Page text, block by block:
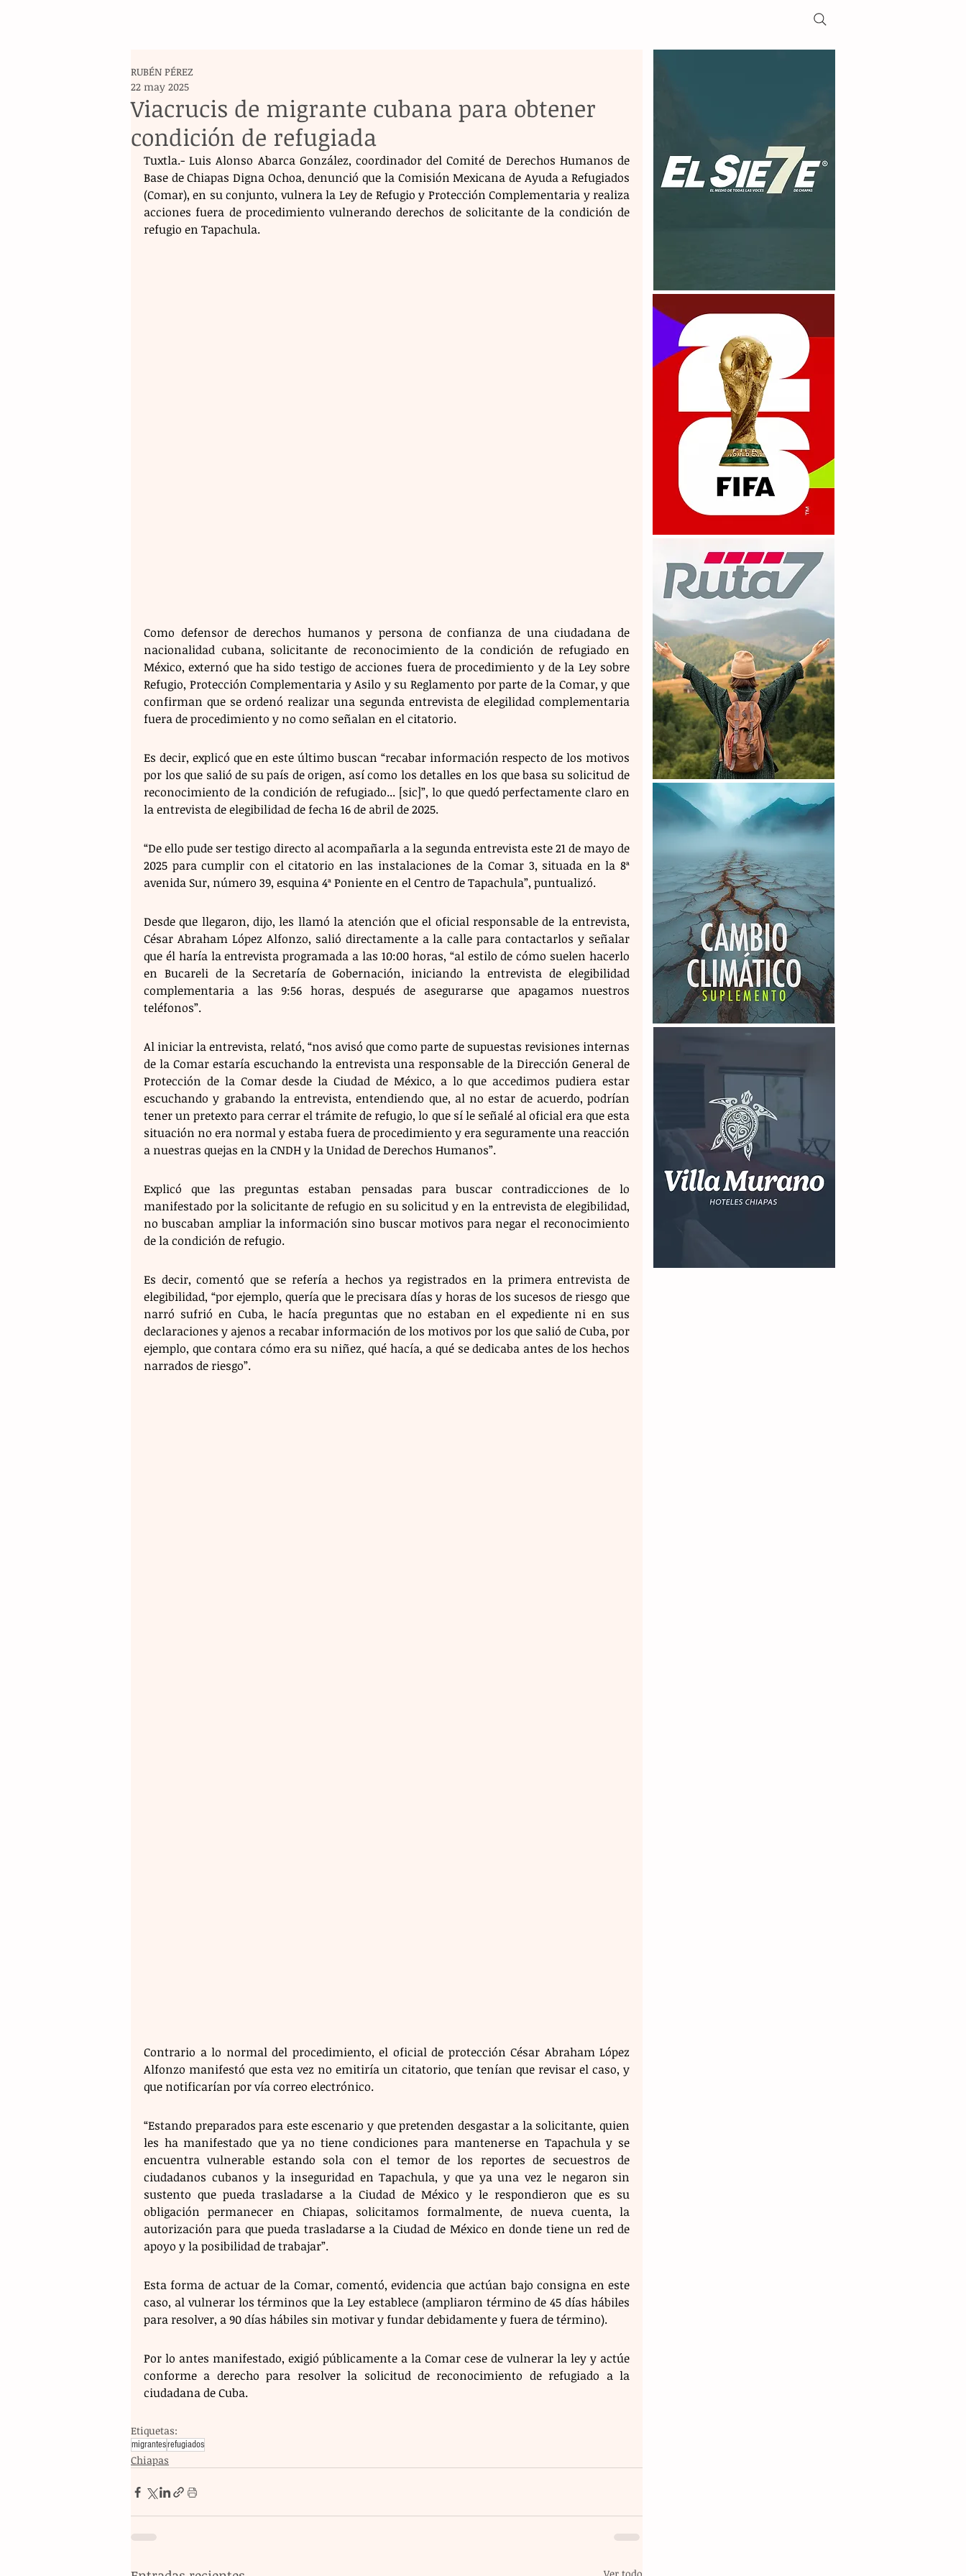
Viacrucis de migrante cubana para obtener
condición de refugiada
RUBÉN PÉREZ
22 may 2025
Tuxtla.- Luis Alonso Abarca González, coordinador del Comité de Derechos Humanos de
Base de Chiapas Digna Ochoa, denunció que la Comisión Mexicana de Ayuda a Refugiados
(Comar), en su conjunto, vulnera la Ley de Refugio y Protección Complementaria y realiza
acciones fuera de procedimiento vulnerando derechos de solicitante de la condición de
refugio en Tapachula.
Como defensor de derechos humanos y persona de confianza de una ciudadana de
nacionalidad cubana, solicitante de reconocimiento de la condición de refugiado en
México, externó que ha sido testigo de acciones fuera de procedimiento y de la Ley sobre
Refugio, Protección Complementaria y Asilo y su Reglamento por parte de la Comar, y que
confirman que se ordenó realizar una segunda entrevista de elegilidad complementaria
fuera de procedimiento y no como señalan en el citatorio.
Es decir, explicó que en este último buscan “recabar información respecto de los motivos
por los que salió de su país de origen, así como los detalles en los que basa su solicitud de
reconocimiento de la condición de refugiado... [sic]”, lo que quedó perfectamente claro en
la entrevista de elegibilidad de fecha 16 de abril de 2025.
“De ello pude ser testigo directo al acompañarla a la segunda entrevista este 21 de mayo de
2025 para cumplir con el citatorio en las instalaciones de la Comar 3, situada en la 8ª
avenida Sur, número 39, esquina 4ª Poniente en el Centro de Tapachula”, puntualizó.
Desde que llegaron, dijo, les llamó la atención que el oficial responsable de la entrevista,
César Abraham López Alfonzo, salió directamente a la calle para contactarlos y señalar
que él haría la entrevista programada a las 10:00 horas, “al estilo de cómo suelen hacerlo
en Bucareli de la Secretaría de Gobernación, iniciando la entrevista de elegibilidad
complementaria a las 9:56 horas, después de asegurarse que apagamos nuestros
teléfonos”.
Al iniciar la entrevista, relató, “nos avisó que como parte de supuestas revisiones internas
de la Comar estaría escuchando la entrevista una responsable de la Dirección General de
Protección de la Comar desde la Ciudad de México, a lo que accedimos pudiera estar
escuchando y grabando la entrevista, entendiendo que, al no estar de acuerdo, podrían
tener un pretexto para cerrar el trámite de refugio, lo que sí le señalé al oficial era que esta
situación no era normal y estaba fuera de procedimiento y era seguramente una reacción
a nuestras quejas en la CNDH y la Unidad de Derechos Humanos”.
Explicó que las preguntas estaban pensadas para buscar contradicciones de lo
manifestado por la solicitante de refugio en su solicitud y en la entrevista de elegibilidad,
no buscaban ampliar la información sino buscar motivos para negar el reconocimiento
de la condición de refugio.
Es decir, comentó que se refería a hechos ya registrados en la primera entrevista de
elegibilidad, “por ejemplo, quería que le precisara días y horas de los sucesos de riesgo que
narró sufrió en Cuba, le hacía preguntas que no estaban en el expediente ni en sus
declaraciones y ajenos a recabar información de los motivos por los que salió de Cuba, por
ejemplo, que contara cómo era su niñez, qué hacía, a qué se dedicaba antes de los hechos
narrados de riesgo”.
Contrario a lo normal del procedimiento, el oficial de protección César Abraham López
Alfonzo manifestó que esta vez no emitiría un citatorio, que tenían que revisar el caso, y
que notificarían por vía correo electrónico.
“Estando preparados para este escenario y que pretenden desgastar a la solicitante, quien
les ha manifestado que ya no tiene condiciones para mantenerse en Tapachula y se
encuentra vulnerable estando sola con el temor de los reportes de secuestros de
ciudadanos cubanos y la inseguridad en Tapachula, y que ya una vez le negaron sin
sustento que pueda trasladarse a la Ciudad de México y le respondieron que es su
obligación permanecer en Chiapas, solicitamos formalmente, de nueva cuenta, la
autorización para que pueda trasladarse a la Ciudad de México en donde tiene un red de
apoyo y la posibilidad de trabajar”.
Esta forma de actuar de la Comar, comentó, evidencia que actúan bajo consigna en este
caso, al vulnerar los términos que la Ley establece (ampliaron término de 45 días hábiles
para resolver, a 90 días hábiles sin motivar y fundar debidamente y fuera de término).
Por lo antes manifestado, exigió públicamente a la Comar cese de vulnerar la ley y actúe
conforme a derecho para resolver la solicitud de reconocimiento de refugiado a la
ciudadana de Cuba.
Etiquetas:
migrantesrefugiados
Chiapas